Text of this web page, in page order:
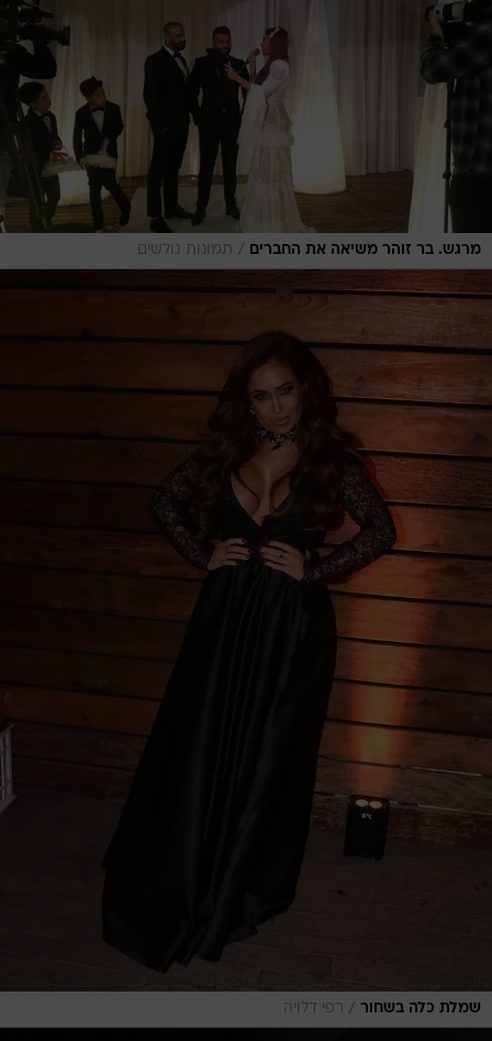
מרגש. בר זוהר משיאה את החברים / תמונות גולשים
שמלת כלה בשחור / רפי דלויה